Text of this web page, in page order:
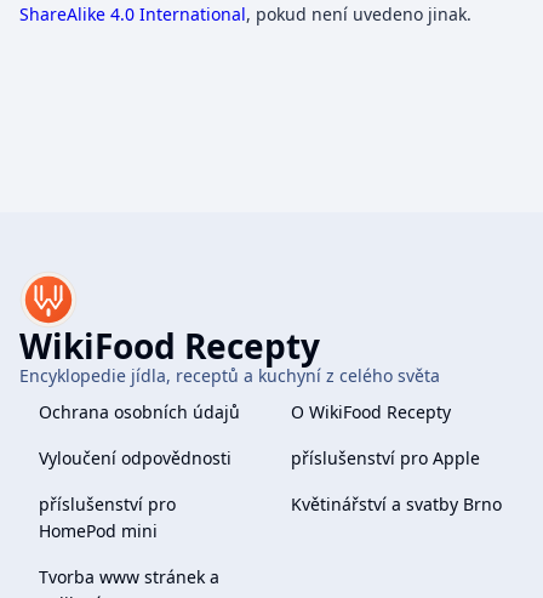
ShareAlike 4.0 International, pokud není uvedeno jinak.
WikiFood Recepty
Encyklopedie jídla, receptů a kuchyní z celého světa
Ochrana osobních údajů
O WikiFood Recepty
Vyloučení odpovědnosti
příslušenství pro Apple
příslušenství pro
HomePod mini
Květinářství a svatby Brno
Tvorba www stránek a